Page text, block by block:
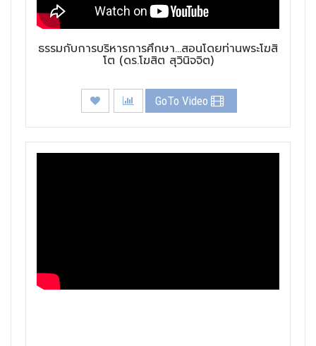
ธรรมกับการบริหารการศึกษา...สอนโดยท่านพระโฆสิ
โต (ดร.โฆสิต สุวินิจจิต)
GoTo Video